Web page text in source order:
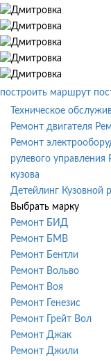
построить маршрут
Техническое
Ремонт двигателя
Ремонт
рулевого управления
кузова
Детейлинг Кузовной
Выбрать марку
Ремонт БИД
Ремонт БМВ
Ремонт Бентли
Ремонт Вольво
Ремонт Воя
Ремонт Генезис
Ремонт Грейт Вол
Ремонт Джак
Ремонт Джили